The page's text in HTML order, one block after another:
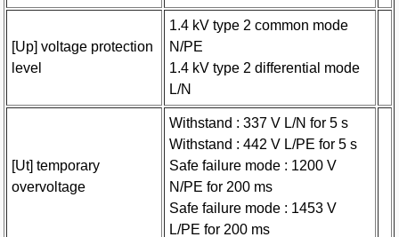
[Up] voltage protection
level
1.4 kV type 2 common mode
N/PE
1.4 kV type 2 differential mode
L/N
[Ut] temporary
overvoltage
Withstand : 337 V L/N for 5 s
Withstand : 442 V L/PE for 5 s
Safe failure mode : 1200 V
N/PE for 200 ms
Safe failure mode : 1453 V
L/PE for 200 ms